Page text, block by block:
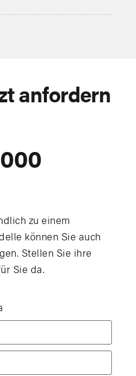
anfordern
zu einem
können Sie auch
Stellen Sie ihre
Sie da.